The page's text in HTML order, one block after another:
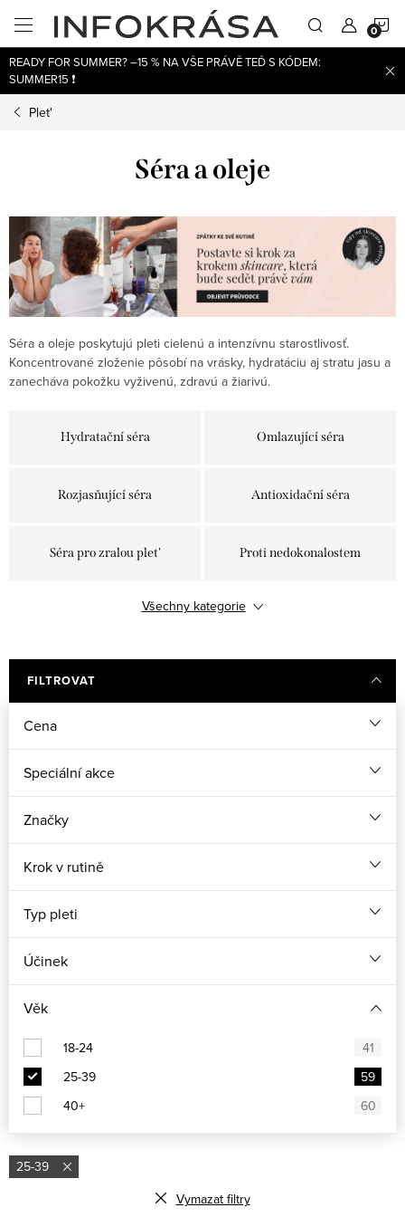
obsah
READY FOR SUMMER? –15 % NA VŠE PRÁVĚ TEĎ S KÓDEM:
SUMMER15 ❗
Plet'
Séra a oleje
Séra a oleje poskytujú pleti cielenú a intenzívnu starostlivosť.
Koncentrované zloženie pôsobí na vrásky, hydratáciu aj stratu jasu a
zanecháva pokožku vyživenú, zdravú a žiarivú.
Hydratační séra Omlazující séra
Rozjasňující séra Antioxidační séra
Séra pro zralou plet' Proti nedokonalostem
Všechny kategorie
FILTROVAT
Cena
Speciální akce
Značky
Krok v rutině
Typ pleti
Účinek
Věk
18-24
41
25-39
59
40+
60
25-39
Vymazat filtry